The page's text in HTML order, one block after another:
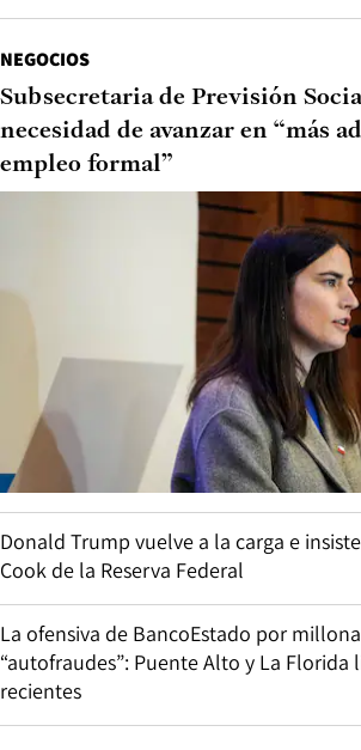
NEGOCIOS
Subsecretaria de Previsión
necesidad de avanzar en “más
empleo formal”
Donald Trump vuelve a la carga e
Cook de la Reserva Federal
La ofensiva de BancoEstado por
“autofraudes”: Puente Alto y La Florida
recientes